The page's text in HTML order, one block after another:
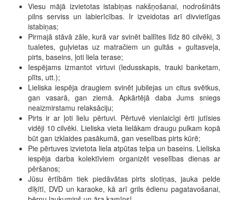
Viesu mājā izvietotas istabiņas nakšņošanai, nodrošināts
pilns serviss un labierīcības. Ir izveidotas arī divvietīgas
istabiņas;
Pirmajā stāvā zāle, kurā var svinēt ballītes līdz 80 cilvēki, 3
tualetes, guļvietas uz matračiem un gultās + gultasveļa,
pirts, baseins, ļoti liela terase;
Iespējams izmantot virtuvi (ledusskapis, trauki banketam,
plīts, utt.);
Lieliska iespēja draugiem svinēt jubilejas un citus svētkus,
gan vasarā, gan ziemā. Apkārtējā daba Jums sniegs
neaizmirstamu relaksāciju;
Pirts ir ar ļoti lielu pērtuvi. Pērtuvē vienlaicīgi ērti jutīsies
vidēji 10 cilvēki. Lieliska vieta lielākam draugu pulkam kopā
būt gan izklaides pasākumā, gan veselības pirts kūrē;
Pie pērtuves izvietota liela atpūtas telpa un baseins. Lieliska
iespēja darba kolektīviem organizēt veselības dienas ar
pēršanos;
Jūsu ērtībām tiek piedāvātas pirts slotiņas, jauka pelde
dīķītī, DVD un karaoke, kā arī grils ēdienu pagatavošanai,